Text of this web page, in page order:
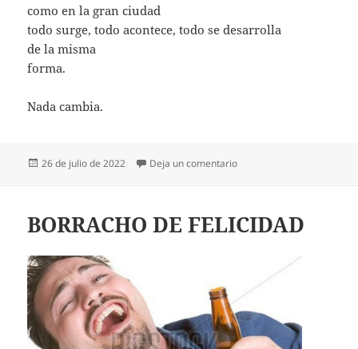
como en la gran ciudad
todo surge, todo acontece, todo se desarrolla
de la misma
forma.
Nada cambia.
Publicado
26 de julio de 2022 Deja un comentarioen NADA CAMBIA
BORRACHO DE FELICIDAD